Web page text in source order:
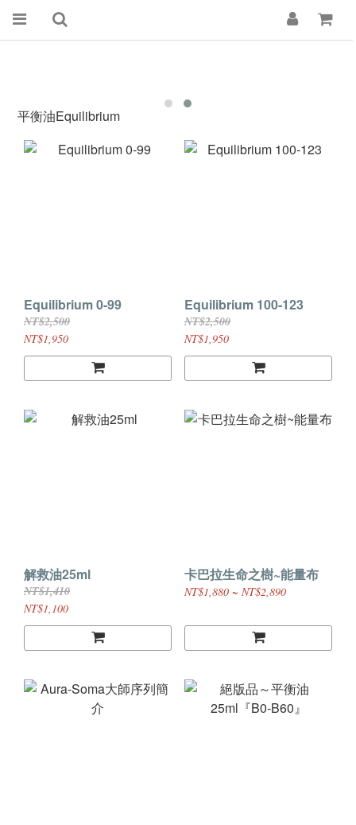
平衡油Equilibrium
Equilibrium 0-99
NT$2,500
NT$1,950
Equilibrium 100-123
NT$2,500
NT$1,950
解救油25ml
NT$1,410
NT$1,100
卡巴拉生命之樹~能量布
NT$1,880 ~ NT$2,890